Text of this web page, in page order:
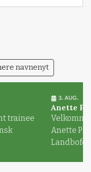
navnenyt
trainee
3. AUG.
Anette
Anette